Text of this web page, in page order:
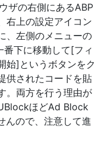
ザの右側にあるABP
右上の設定アイコン
、左側のメニューの
下に移動して[フィ
始]というボタンをク
供されたコードを貼
。両方を行う理由が
ほどAd Block
んので、注意して進